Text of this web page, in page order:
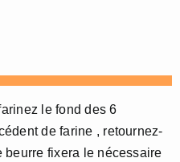
le fond des 6
de farine , retournez-
beurre fixera le nécessaire